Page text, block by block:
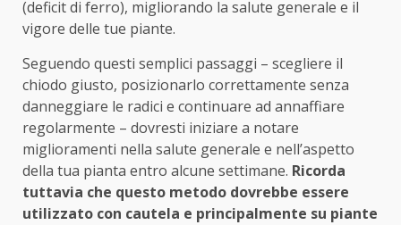
(deficit di ferro), migliorando la salute generale e il
vigore delle tue piante.
Seguendo questi semplici passaggi – scegliere il
chiodo giusto, posizionarlo correttamente senza
danneggiare le radici e continuare ad annaffiare
regolarmente – dovresti iniziare a notare
miglioramenti nella salute generale e nell’aspetto
della tua pianta entro alcune settimane. Ricorda
tuttavia che questo metodo dovrebbe essere
utilizzato con cautela e principalmente su piante